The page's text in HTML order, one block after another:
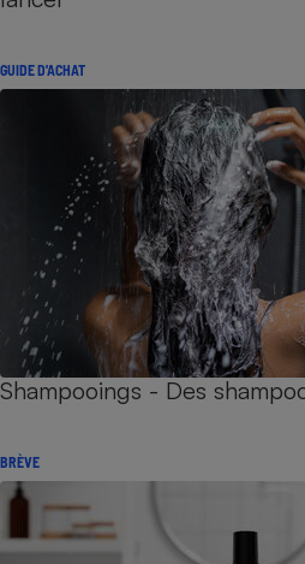
GUIDE D'ACHAT
Shampooings - Des
BRÈVE